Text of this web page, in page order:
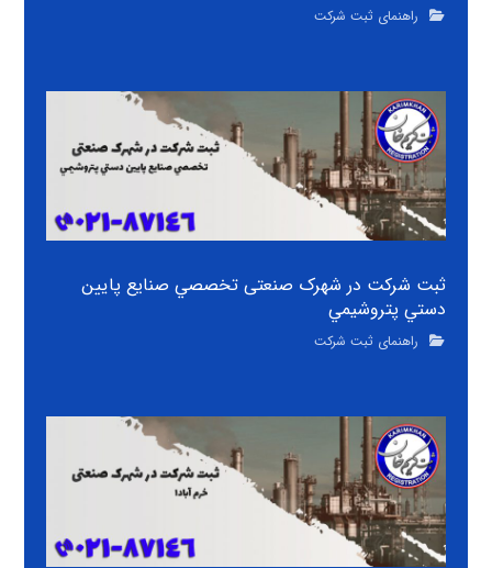
راهنمای ثبت شرکت
ثبت شرکت در شهرک صنعتی تخصصي صنايع پايين
دستي پتروشيمي
راهنمای ثبت شرکت